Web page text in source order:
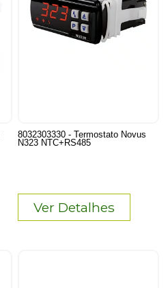
8032303330 - Termostato Novus
N323 NTC+RS485
Ver Detalhes